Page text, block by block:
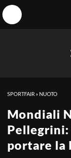
SPORTFAIR » NUOTO
Mondiali
Pellegrini:
portare la